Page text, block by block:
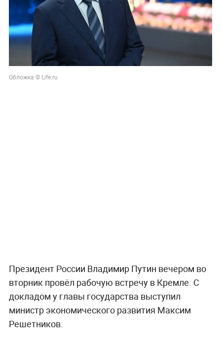
Обложка © Life.ru
Президент России Владимир Путин вечером во
вторник провёл рабочую встречу в Кремле. С
докладом у главы государства выступил
министр экономического развития Максим
Решетников.